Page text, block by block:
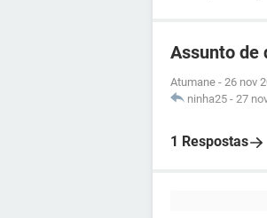
Assunto de
Atumane - 26 nov
ninha25 - 27
1 Respostas